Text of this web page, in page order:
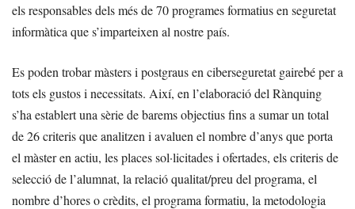
els responsables dels més de 70 programes formatius en seguretat
informàtica que s’imparteixen al nostre país.
Es poden trobar màsters i postgraus en ciberseguretat gairebé per a
tots els gustos i necessitats. Així, en l’elaboració del Rànquing
s’ha establert una sèrie de barems objectius fins a sumar un total
de 26 criteris que analitzen i avaluen el nombre d’anys que porta
el màster en actiu, les places sol·licitades i ofertades, els criteris de
selecció de l’alumnat, la relació qualitat/preu del programa, el
nombre d’hores o crèdits, el programa formatiu, la metodologia